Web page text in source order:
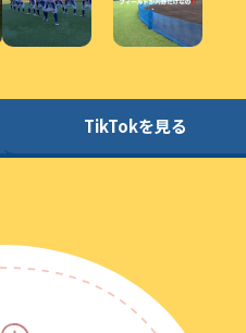
TikTokを見る